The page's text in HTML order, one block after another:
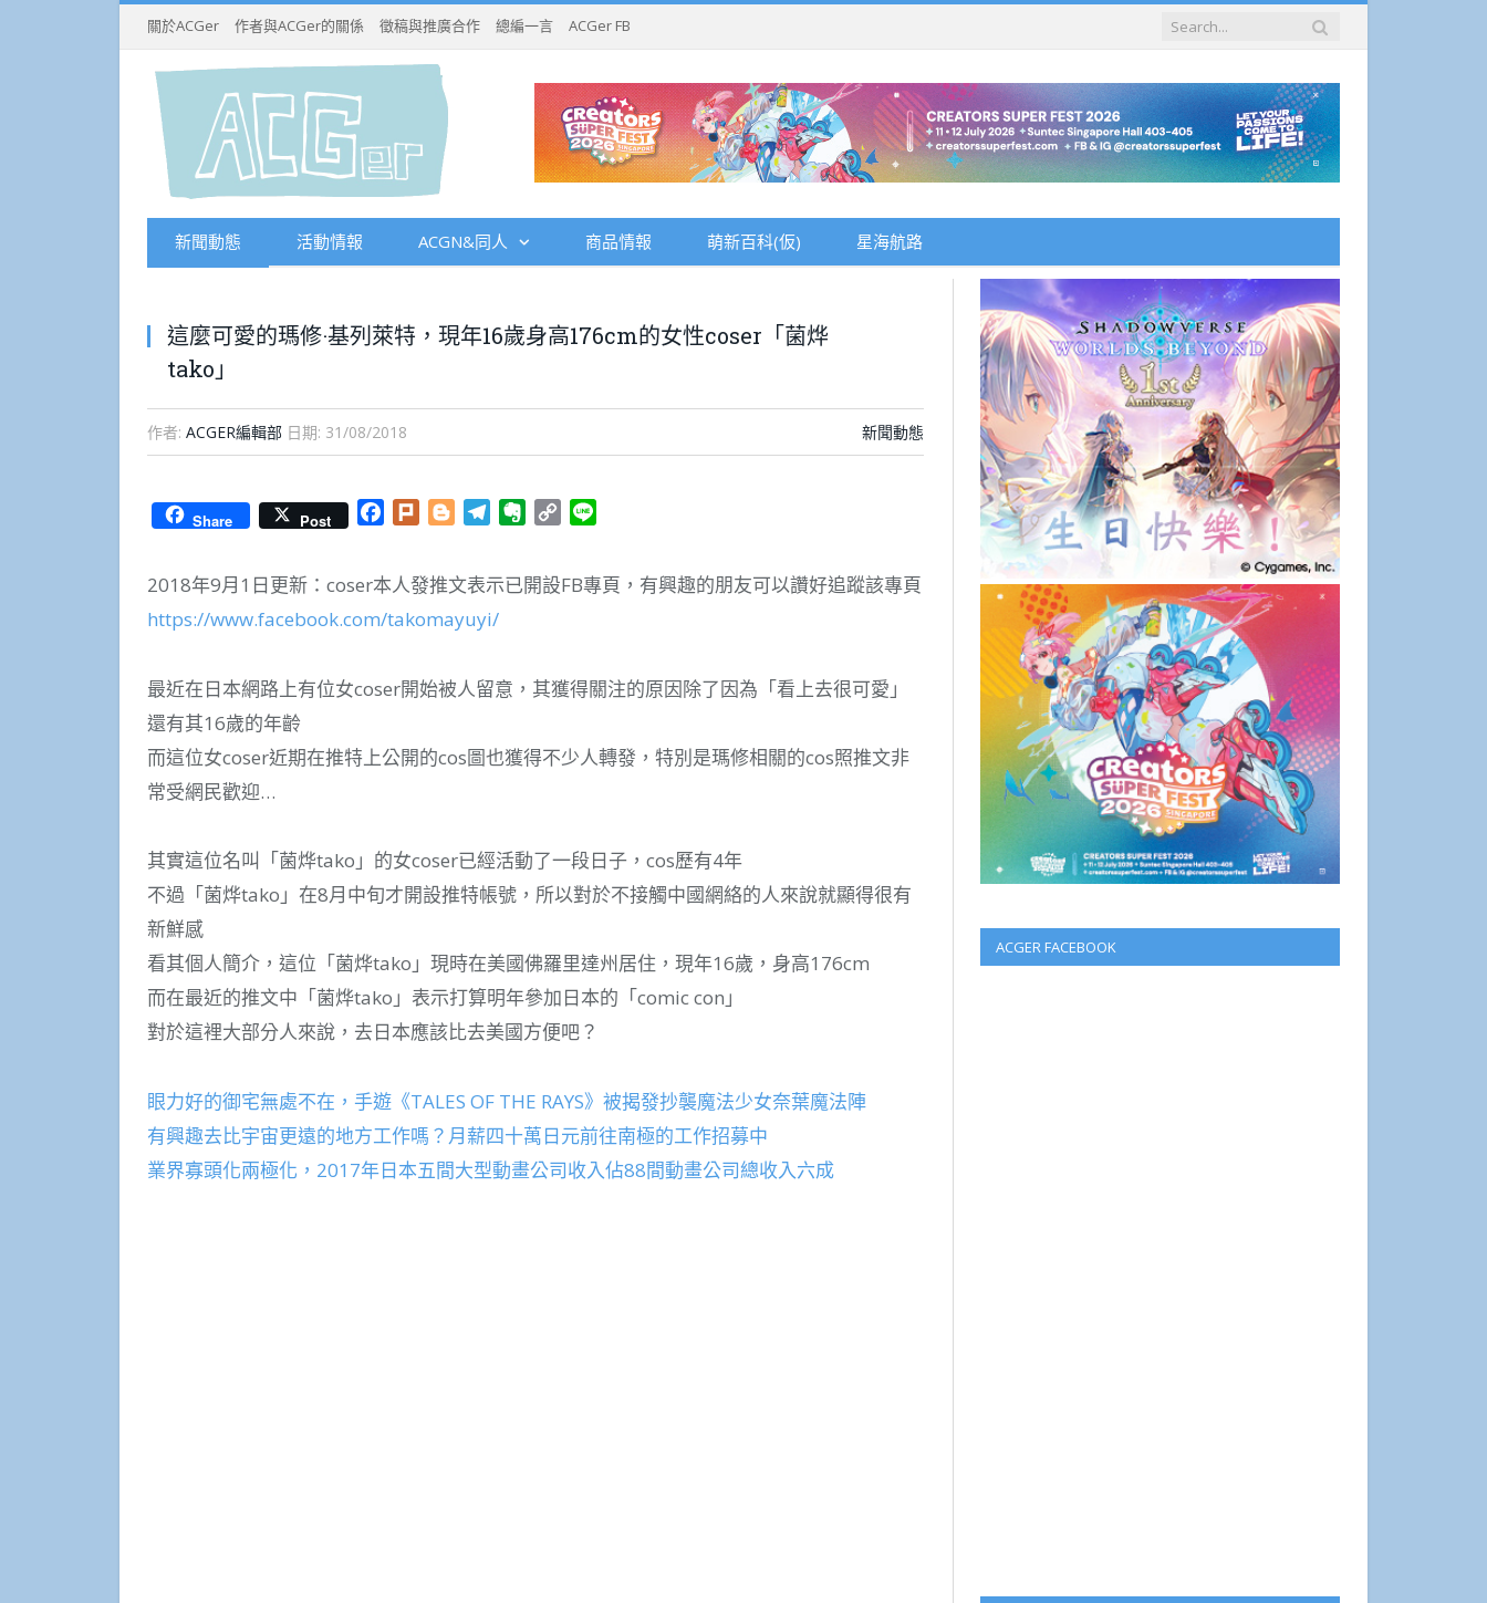
關於ACGer 作者與ACGer的關係 徵稿與推廣合作 總編一言 ACGer FB
新聞動態 活動情報 ACGN&同人 商品情報 萌新百科(仮) 星海航路
這麼可愛的瑪修·基列萊特，現年16歲身高176cm的女性coser「菌烨
tako」
作者: ACGER編輯部 日期: 31/08/2018 新聞動態
Share Post Facebook
Plurk BloggerTelegramEvernote
Copy
2018年9月1日更新：coser本人發推文表示已開設FB專頁，有興趣的朋友可以讚好追蹤該專頁
https://www.facebook.com/takomayuyi/
最近在日本網路上有位女coser開始被人留意，其獲得關注的原因除了因為「看上去很可愛」
還有其16歲的年齡
而這位女coser近期在推特上公開的cos圖也獲得不少人轉發，特別是瑪修相關的cos照推文非
常受網民歡迎…
其實這位名叫「菌烨tako」的女coser已經活動了一段日子，cos歷有4年
不過「菌烨tako」在8月中旬才開設推特帳號，所以對於不接觸中國網絡的人來說就顯得很有
新鮮感
看其個人簡介，這位「菌烨tako」現時在美國佛羅里達州居住，現年16歲，身高176cm
而在最近的推文中「菌烨tako」表示打算明年參加日本的「comic con」
對於這裡大部分人來說，去日本應該比去美國方便吧？
眼力好的御宅無處不在，手遊《TALES OF THE RAYS》被揭發抄襲魔法少女奈葉魔法陣
有興趣去比宇宙更遠的地方工作嗎？月薪四十萬日元前往南極的工作招募中
業界寡頭化兩極化，2017年日本五間大型動畫公司收入佔88間動畫公司總收入六成
ACGER FACEBOOK